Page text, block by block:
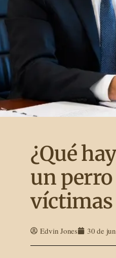
¿Qué
un perro
víctimas
Edvin Jones 30 de